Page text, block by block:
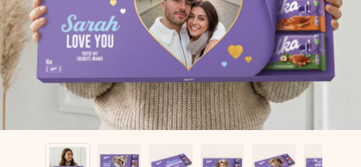
un mensaje que llegue al corazón. Sin complicaciones, solo
todo el amor para el momento.